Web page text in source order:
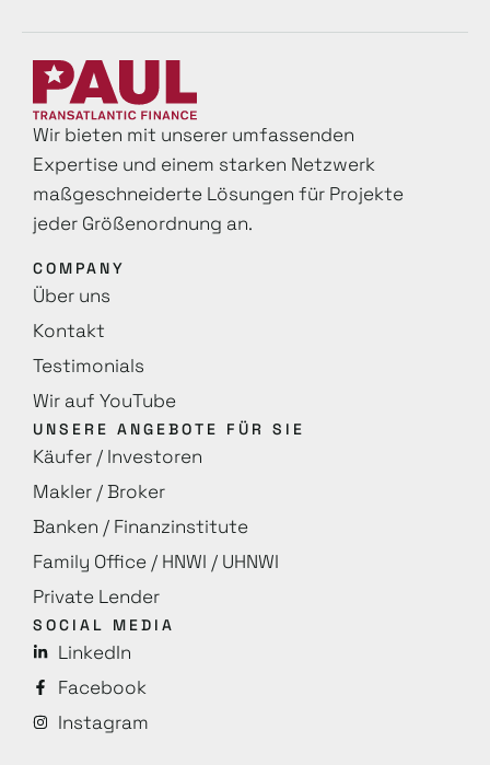
Wir bieten mit unserer umfassenden
Expertise und einem starken Netzwerk
maß­geschneiderte Lösungen für Projekte
jeder Größenordnung an.
COMPANY
Über uns
Kontakt
Testimonials
Wir auf YouTube
UNSERE ANGEBOTE FÜR SIE
Käufer / Investoren
Makler / Broker
Banken / Finanzinstitute
Family Office / HNWI / UHNWI
Private Lender
SOCIAL MEDIA
LinkedIn
Facebook
Instagram